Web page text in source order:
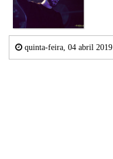
quinta-feira, 04 abril 2019